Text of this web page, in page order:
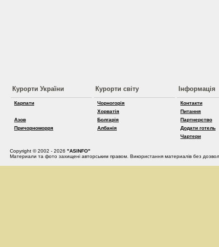
Курорти України
Карпати
Азов
Причорноморря
Курорти світу
Чорногорія
Хорватія
Болгарія
Албанія
Інформація
Контакти
Питання
Партнерство
Додати готель
Чартери
Copyright © 2002 - 2026 "ASINFO"
Материали та фото захищені авторським правом. Використання материалів без